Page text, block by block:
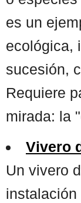
es un
ecológica,
sucesión,
Requiere
mirada: la
Vivero
Un vivero